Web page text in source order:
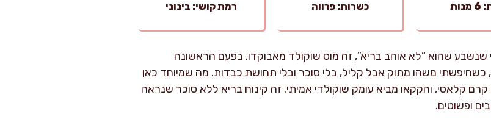
כשרות: פרווה רמת קושי: בינוני
שהוא “לא אוהב בריא”, זה מוס שוקולד מאבוקדו. בפעם הראשונה
משהו מתוק אבל קליל, בלי סוכר ובלי תחושת כבדות. מה שמיוחד כאן
קלאסי, והקקאו מביא עומק שוקולדי אמיתי. זה קינוח בריא ללא סוכר שנראה
ופשוטים.